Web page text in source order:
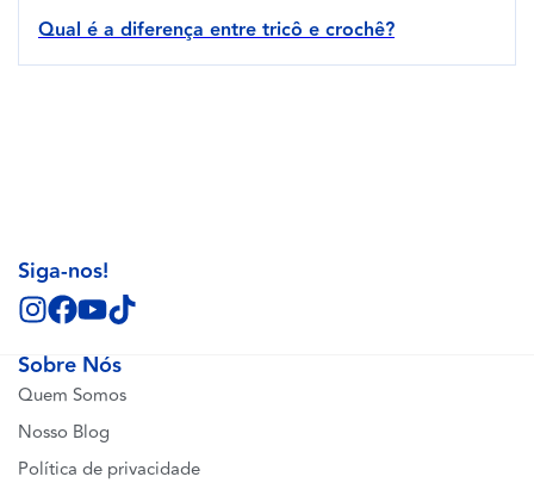
Qual é a diferença entre tricô e crochê?
Sobre Nós
Quem Somos
Nosso Blog
Política de privacidade
Siga-nos!